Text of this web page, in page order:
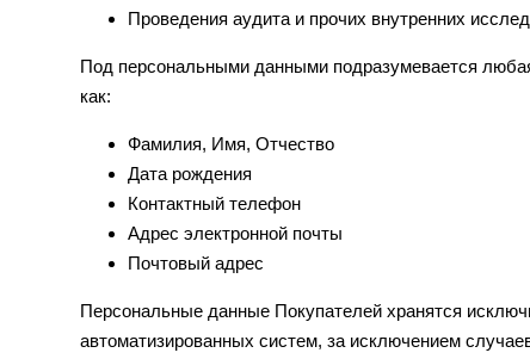
Проведения аудита и прочих внутренних
Под персональными данными подразумевается
как:
Фамилия, Имя, Отчество
Дата рождения
Контактный телефон
Адрес электронной почты
Почтовый адрес
Персональные данные Покупателей хранятся
автоматизированных систем, за исключением